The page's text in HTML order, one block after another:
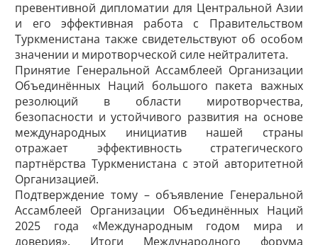
превентивной дипломатии для Центральной Азии
и его эффективная работа с Правительством
Туркменистана также свидетельствуют об особом
значении и миротворческой силе нейтралитета.
Принятие Генеральной Ассамблеей Организации
Объединённых Наций большого пакета важных
резолюций в области миротворчества,
безопасности и устойчивого развития на основе
международных инициатив нашей страны
отражает эффективность стратегического
партнёрства Туркменистана с этой авторитетной
Организацией.
Подтверждение тому – объявление Генеральной
Ассамблеей Организации Объединённых Наций
2025 года «Международным годом мира и
доверия». Итоги Международного форума